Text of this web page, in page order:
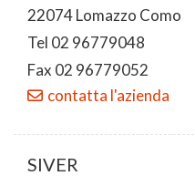
22074 Lomazzo Como
Tel 02 96779048
Fax 02 96779052
contatta l'azienda
SIVER